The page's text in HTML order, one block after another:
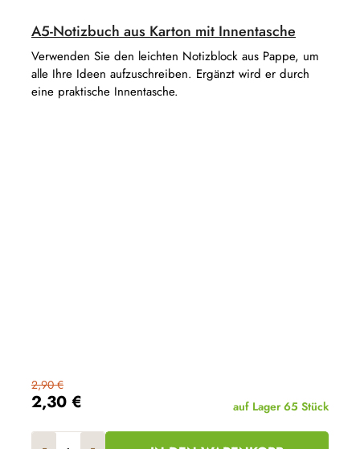
A5-Notizbuch aus Karton mit Innentasche
2,30 €
2,90 €
auf Lager 65 Stück
Verwenden Sie den leichten Notizblock aus Pappe, um
alle Ihre Ideen aufzuschreiben. Ergänzt wird er durch
eine praktische Innentasche.